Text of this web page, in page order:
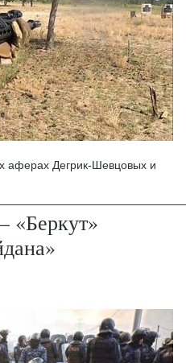
аферах Дегрик-Шевцовых и
«Беркут»